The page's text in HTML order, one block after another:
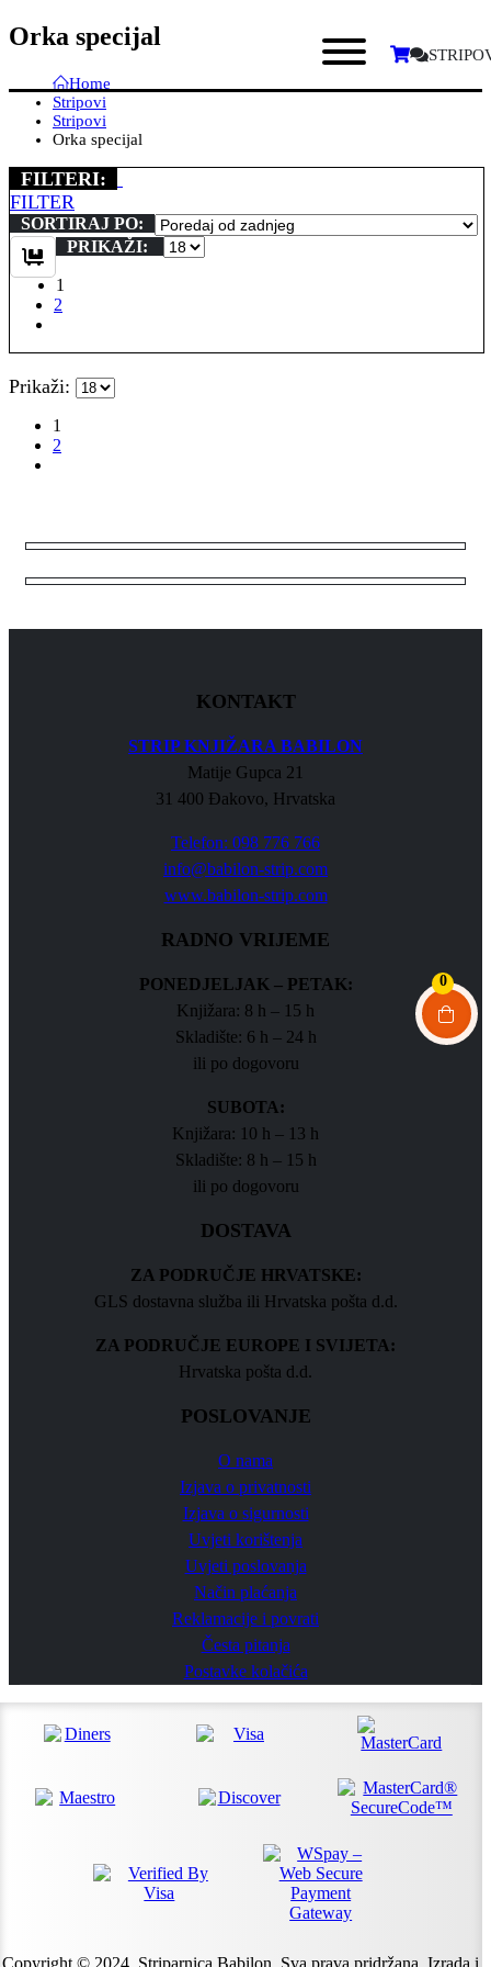
0
Orka specijal
Home
Stripovi
Stripovi
Orka specijal
FILTERI:
FILTER
SORTIRAJ PO:
PRIKAŽI:
1
2
Prikaži:
1
2
KONTAKT
STRIP KNJIŽARA BABILON
Matije Gupca 21
31 400 Đakovo, Hrvatska
Telefon: 098 776 766
info@babilon-strip.com
www.babilon-strip.com
RADNO VRIJEME
PONEDJELJAK – PETAK:
Knjižara: 8 h – 15 h
Skladište: 6 h – 24 h
ili po dogovoru
SUBOTA:
Knjižara: 10 h – 13 h
Skladište: 8 h – 15 h
ili po dogovoru
DOSTAVA
ZA PODRUČJE HRVATSKE:
GLS dostavna služba ili Hrvatska pošta d.d.
ZA PODRUČJE EUROPE I SVIJETA:
Hrvatska pošta d.d.
POSLOVANJE
O nama
Izjava o privatnosti
Izjava o sigurnosti
Uvjeti korištenja
Uvjeti poslovanja
Način plaćanja
Reklamacije i povrati
Česta pitanja
Postavke kolačića
Copyright © 2024. Striparnica Babilon. Sva prava pridržana. Izrada i